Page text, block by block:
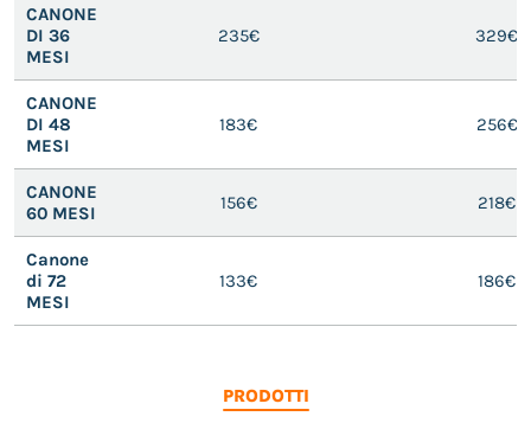
CANONE
DI 36
MESI
235€ 329€
CANONE
DI 48
MESI
183€ 256€
CANONE
60 MESI
156€ 218€
Canone
di 72
MESI
133€ 186€
PRODOTTI